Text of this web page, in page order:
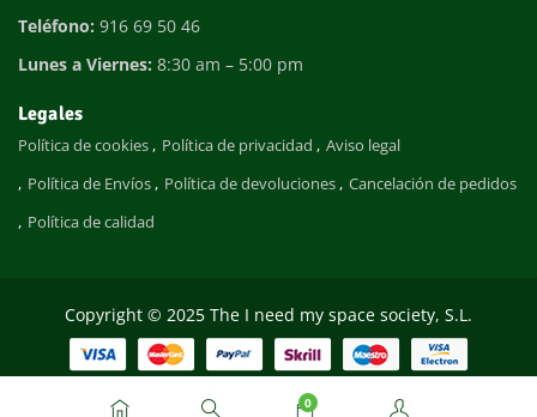
Teléfono: 916 69 50 46
Lunes a Viernes: 8:30 am – 5:00 pm
Legales
Política de cookies Política de privacidad
Aviso legal
Política de Envíos
Política de devoluciones
Cancelación de pedidos
Política de calidad
Copyright © 2025 The I need my space society, S.L.
0